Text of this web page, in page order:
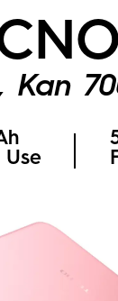
All Models
All Models
Kan